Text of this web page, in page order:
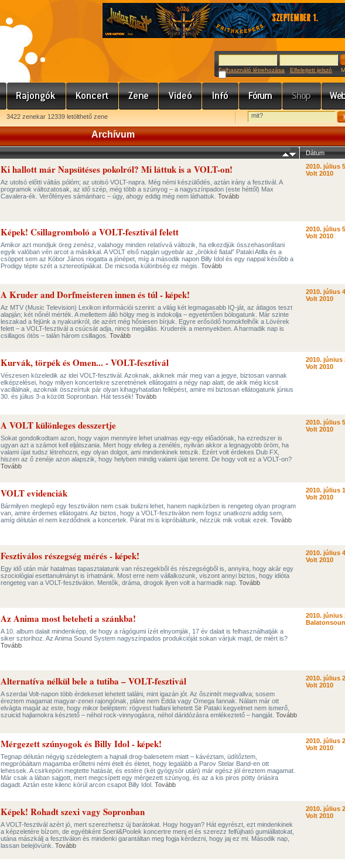
Felhasználó létrehozása Elfelejtett jelszó
3422 zenekar 12339 letölthető zene
Archívum
Dátum
Ki hallott már Napsütéses pokolról? Mi láttuk is a VOLT-on!
Az utolsó előtti váltás pólóm; az utolsó VOLT-napra. Még némi készülődés, aztán irány a fesztivál. A
programok változatosak, az idő szép, még több a szúnyog – a nagyszínpadon (este héttől) Max
Cavalera-ék. Verőfényes sámánharc – úgy, ahogy eddig még nem láthattuk. Tovább
2010. július
Volt 2010
Képek! Csillagromboló a VOLT-fesztivál felett
Amikor azt mondjuk öreg zenész, valahogy minden relatívvá változik, ha elkezdjük összehasonlítani
egyik valóban vén arcot a másikkal. A VOLT első napján ugyebár az „örökké fiatal” Pataki Atilla és a
csöppet sem az Kóbor János riogatta a jónépet, míg a második napon Billy Idol és egy nappal később a
Prodigy tépte szét a sztereotípiákat. De micsoda különbség ez mégis. Tovább
2010. július
Volt 2010
A Kruder and Dorfmeisteren innen és túl - képek!
Az MTV (Music Television) Lexikon információi szerint: a világ két legmagasabb IQ-ját, az átlagos teszt
alapján; két nőnél mérték. A mellettem álló hölgy meg is indokolja – egyetértően bólogatunk. Már szinte
leszakad a fejünk a nyakunkról, de azért még hősiesen bírjuk. Egyre erősödő homokfelhők a Lövérek
felett – a VOLT-fesztivál a csúcsát adja, nincs megállás. Kruderék a mennyekben. A harmadik nap is
csillagos ötös – talán három csillagos. Tovább
2010. július
Volt 2010
Kurvák, törpék és Omen... - VOLT-fesztivál
Vészesen közeledik az idei VOLT-fesztivál. Azoknak, akiknek már meg van a jegye, biztosan vannak
elképzelései, hogy milyen koncertekre szeretnének ellátogatni a négy nap alatt, de akik még kicsit
vacillálnak, azoknak összeírtuk pár olyan kihagyhatatlan fellépést, amire mi biztosan ellátogatunk június
30. és július 3-a között Sopronban. Hát tessék! Tovább
2010. június
Volt 2010
A VOLT különleges desszertje
Sokat gondolkodtam azon, hogy vajon mennyire lehet unalmas egy-egy előadónak, ha ezredszer is
ugyan azt a számot kell eljátszania. Mert hogy elvileg a zenélés, nyilván akkor a legnagyobb öröm, ha
valami újat tudsz létrehozni, egy olyan dolgot, ami mindenkinek tetszik. Ezért volt érdekes Dub FX,
hiszen az ő zenéje azon alapszik, hogy helyben mindig valami újat teremt. De hogy volt ez a VOLT-on?
Tovább
2010. július
Volt 2010
VOLT evidenciák
Bármilyen meglepő egy fesztiválon nem csak bulizni lehet, hanem napközben is rengeteg olyan program
van, amire érdemes ellátogatni. Az biztos, hogy a VOLT-fesztiválon nem fogsz unatkozni addig sem,
amíg délután el nem kezdődnek a koncertek. Párat mi is kipróbáltunk, nézzük mik voltak ezek. Tovább
2010. július
Volt 2010
Fesztiválos részegség mérés - képek!
Egy idő után már hatalmas tapasztalatunk van részegekből és részegségből is, annyira, hogy akár egy
szociológiai esettanulmányt is írhatnánk. Most erre nem vállalkozunk, viszont annyi biztos, hogy idióta
rengeteg van a VOLT-fesztiválon. Mentők, dráma, drogok ilyen volt a harmadik nap. Tovább
2010. július
Volt 2010
Az Anima most beteheti a szánkba!
A 10. album dalait mindenképp, de hogy a rágógumi ízét elnyomják, 17 év dalait is felhasználhatják a
siker sztorihoz. Az Anima Sound System nagyszínpados produkcióját sokan várjuk majd, de miért is?
Tovább
2010. június
Alternatíva nélkül bele a tutiba – VOLT-fesztivál
A szerdai Volt-napon több érdekeset lehetett találni, mint igazán jót. Az őszintét megvallva; sosem
éreztem magamat magyar-zenei rajongónak, pláne nem Edda vagy Omega fannak. Nálam már ott
elvágta magát az este, hogy mikor beléptem: rögvest hallani lehetett Sir Pataki kegyelmet nem ismerő,
szuicid hajlamokra késztető – néhol rock-vinnyogásra, néhol dáridózásra emlékeztető – hangját. Tovább
2010. július
Volt 2010
Mérgezett szúnyogok és Billy Idol - képek!
Tegnap délután négyig szédelegtem a hajnali drog-balesetem miatt – kávéztam, üdítőztem,
megpróbáltam magamba erőltetni némi ételt és életet, hogy legalább a Parov Stelar Band-en ott
lehessek. A csirkepöri megtette hatását, és estére (két gyógysör után) már egész jól éreztem magamat.
Már csak a lában sajgott, mert megcsípett egy mérgezett szúnyog, és az a kis piros pötty óriásira
dagadt. Aztán este kilenc körül arcon csapot Billy Idol. Tovább
2010. július
Volt 2010
Képek! Rohadt szexi vagy Sopronban
A VOLT-fesztivál azért jó, mert szerezhetsz új barátokat. Hogy hogyan? Hát egyrészt, ezt mindenkinek
a képzeletére bízom, de egyébként Soerii&Poolek koncertre menj el és szerezz felfújható gumiállatokat,
utána mászkálj a fesztiválon és mindenki garantáltan meg fogja kérdezni, hogy jaj ez mi. Második nap,
lassan belejövünk. Tovább
2010. július
Volt 2010